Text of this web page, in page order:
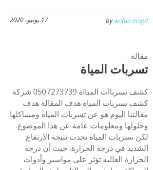
17 يونيو، 2020 bywafaa magd
مقالة
تسربات المياة
كشف تسرباات الميااة 0507273739 شركة
كشف تسربات المياه هدف المقالة هدف
مقالتنا اليوم هو عن تسربات المياه ومشاكلها
وحلولها ومعلومات عامة عن هذا الموضوع.
لكن تسربات المياه تحدث نتيجة الارتفاع
الشديد في درجة الحرارة. حيث أن درجة
الحرارة العاليه تؤثر على مواسير وأدوات